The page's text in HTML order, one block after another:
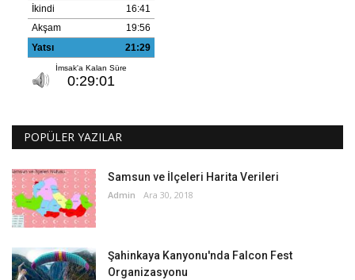
POPÜLER YAZILAR
Samsun ve İlçeleri Harita Verileri
Admin Ara 30, 2018
Şahinkaya Kanyonu'nda Falcon Fest
Organizasyonu